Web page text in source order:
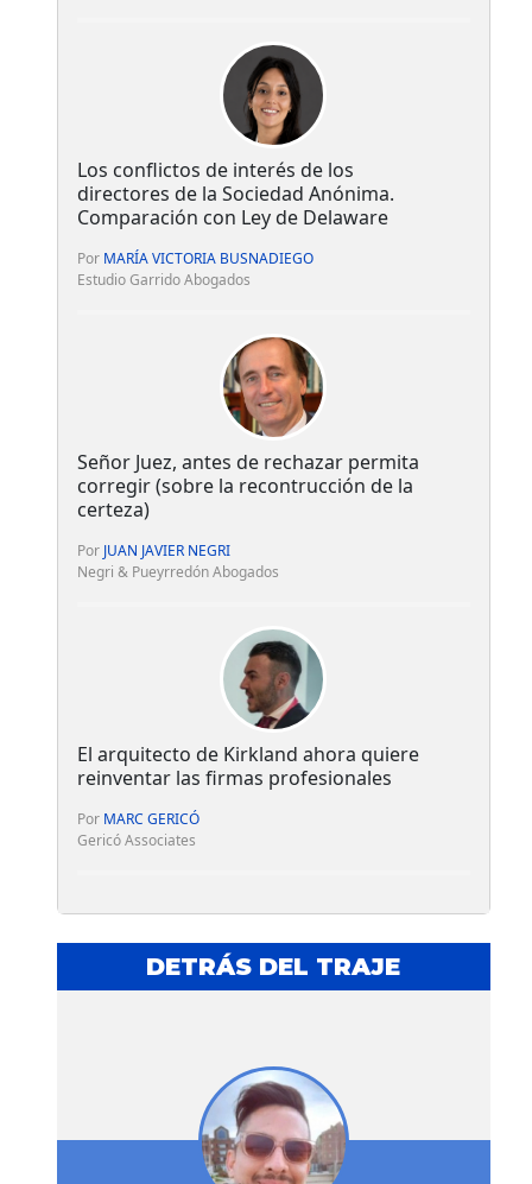
Los conflictos de interés de los
directores de la Sociedad Anónima.
Comparación con Ley de Delaware
Por MARÍA VICTORIA BUSNADIEGO
Estudio Garrido Abogados
Señor Juez, antes de rechazar permita
corregir (sobre la recontrucción de la
certeza)
Por JUAN JAVIER NEGRI
Negri & Pueyrredón Abogados
El arquitecto de Kirkland ahora quiere
reinventar las firmas profesionales
Por MARC GERICÓ
Gericó Associates
DETRÁS DEL TRAJE